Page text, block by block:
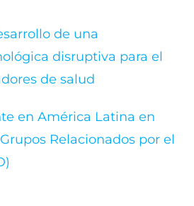
de una
disruptiva para el
de salud
en América Latina en
Relacionados por el